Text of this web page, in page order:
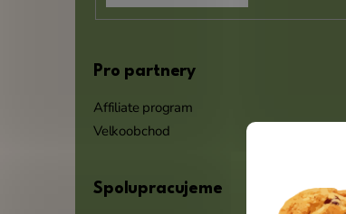
Pro partnery
Affiliate program
Velkoobchod
Spolupracujeme